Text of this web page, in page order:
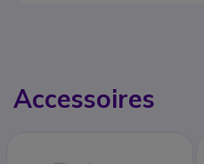
Accessoires